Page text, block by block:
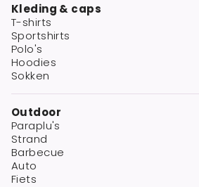
Kleding & caps
T-shirts
Sportshirts
Polo's
Hoodies
Sokken
Outdoor
Paraplu's
Strand
Barbecue
Auto
Fiets